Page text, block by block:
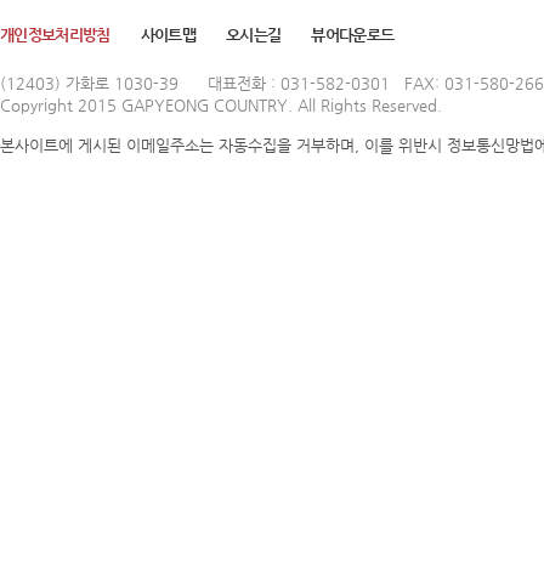
개인정보처리방침 사이트맵 오시는길 뷰어다운로드
(12403) 가화로 1030-39
대표전화 : 031-582-0301 FAX: 031-580-
Copyright 2015 GAPYEONG COUNTRY. All Rights Reserved.
본사이트에 게시된 이메일주소는 자동수집을 거부하며, 이를 위반시 정보통신망법